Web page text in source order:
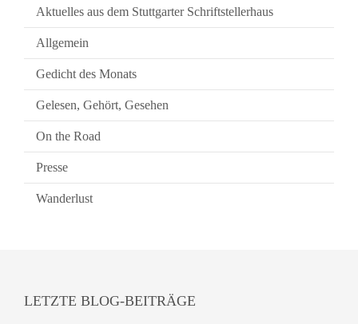
Aktuelles aus dem Stuttgarter Schriftstellerhaus
Allgemein
Gedicht des Monats
Gelesen, Gehört, Gesehen
On the Road
Presse
Wanderlust
LETZTE BLOG-BEITRÄGE